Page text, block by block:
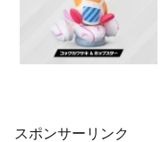
スポンサーリンク